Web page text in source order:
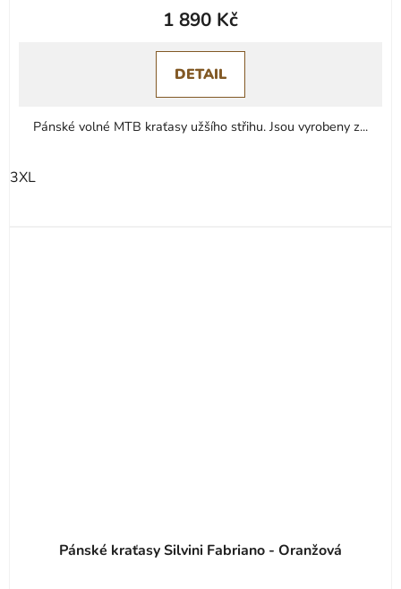
1 890 Kč
DETAIL
Pánské volné MTB kraťasy užšího střihu. Jsou vyrobeny z...
3XL
Pánské kraťasy Silvini Fabriano - Oranžová